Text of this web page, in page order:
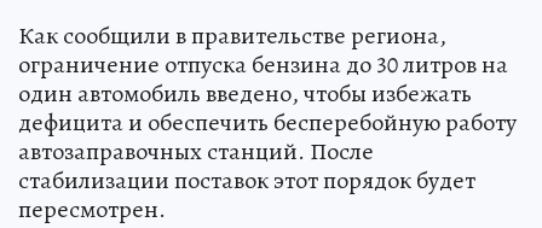
Как сообщили в правительстве региона,
ограничение отпуска бензина до 30 литров на
один автомобиль введено, чтобы избежать
дефицита и обеспечить бесперебойную работу
автозаправочных станций. После
стабилизации поставок этот порядок будет
пересмотрен.